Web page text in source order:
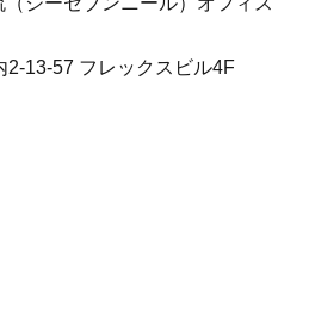
2-13-57 フレックスビル4F